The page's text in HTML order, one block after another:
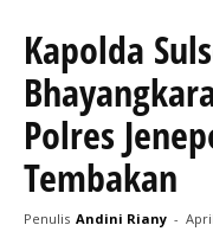
Kapolda
Polres
Tembakan
Penulis Andini Riany -